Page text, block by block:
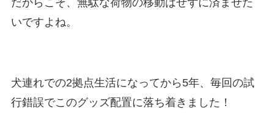
いですよね。
犬連れでの2拠点生活になってから5年、毎回の試
行錯誤でこのグッズ配置に落ち着きました！